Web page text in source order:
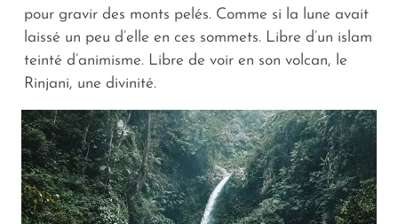
pour gravir des monts pelés. Comme si la lune avait
laissé un peu d’elle en ces sommets. Libre d’un islam
teinté d’animisme. Libre de voir en son volcan, le
Rinjani, une divinité.